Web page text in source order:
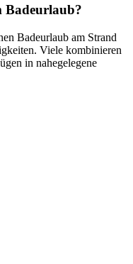
Badeurlaub?
Badeurlaub am Strand
Viele kombinieren
in nahegelegene